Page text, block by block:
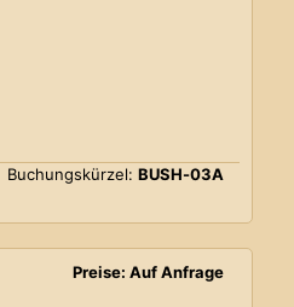
Buchungskürzel: BUSH-03A
Preise: Auf Anfrage